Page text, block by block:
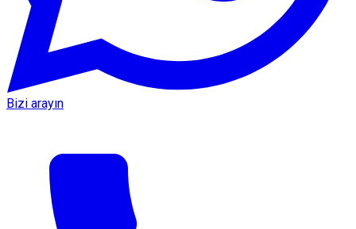
Bizi arayın